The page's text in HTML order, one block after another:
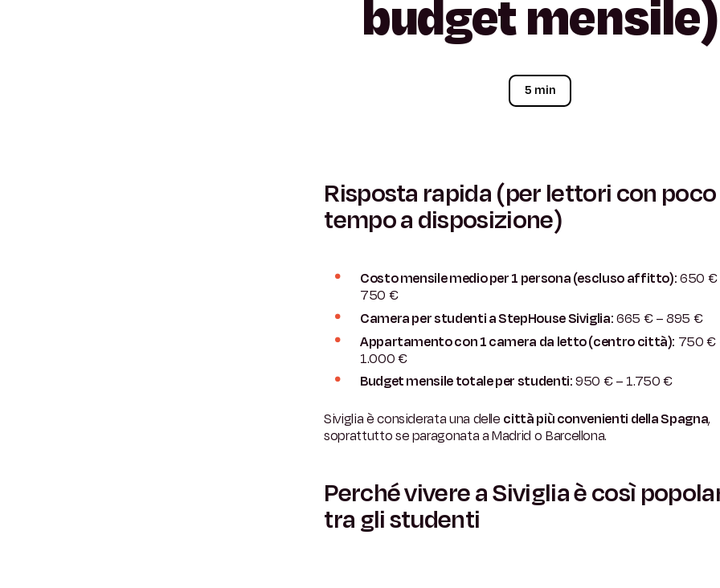
budgetmensile)
5 min
Risposta rapida (per lettori con poco
tempo a disposizione)
Costo mensile medio per 1 persona (escluso affitto):650 €
750 €
Camera per studenti a StepHouse Siviglia:665 € – 895 €
Appartamento con 1 camera da letto (centro città): 750 €
1.000 €
Budget mensile totale per studenti:950 € – 1.750 €
Siviglia è considerata una delle città più convenienti della Spagna,
soprattutto se paragonata a Madrid o Barcellona.
Perché vivere a Siviglia è così
tra gli studenti